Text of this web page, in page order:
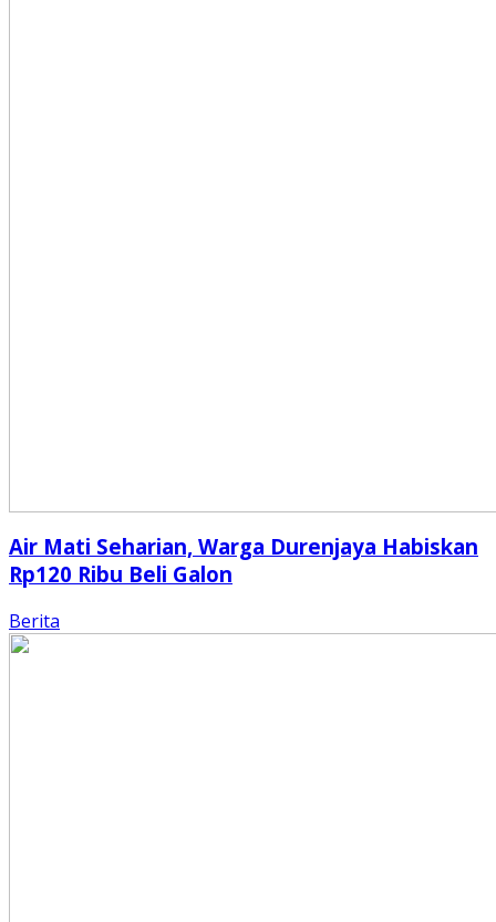
Air Mati Seharian, Warga Durenjaya Habiskan
Rp120 Ribu Beli Galon
Berita